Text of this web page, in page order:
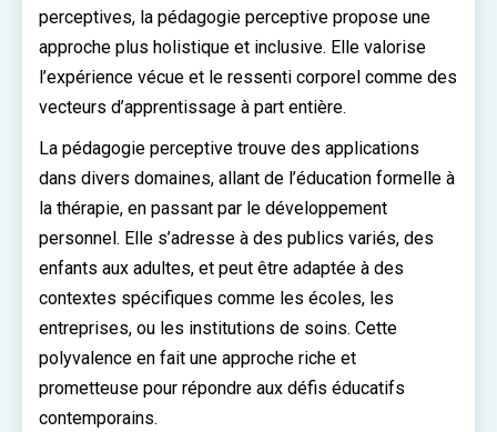
perceptives, la pédagogie perceptive propose une
approche plus holistique et inclusive. Elle valorise
l’expérience vécue et le ressenti corporel comme des
vecteurs d’apprentissage à part entière.
La pédagogie perceptive trouve des applications
dans divers domaines, allant de l’éducation formelle à
la thérapie, en passant par le développement
personnel. Elle s’adresse à des publics variés, des
enfants aux adultes, et peut être adaptée à des
contextes spécifiques comme les écoles, les
entreprises, ou les institutions de soins. Cette
polyvalence en fait une approche riche et
prometteuse pour répondre aux défis éducatifs
contemporains.